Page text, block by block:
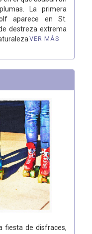
La primera
aparece en St.
destreza extrema
VER MÁS
fiesta de disfraces,